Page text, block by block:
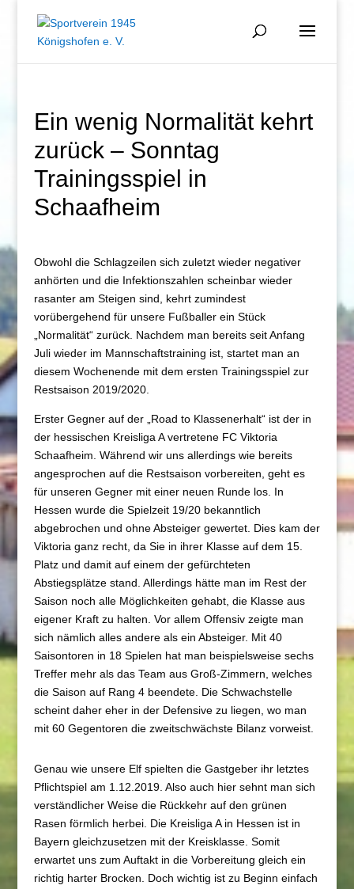
Ein wenig Normalität kehrt
zurück – Sonntag
Trainingsspiel in
Schaafheim
Obwohl die Schlagzeilen sich zuletzt wieder negativer
anhörten und die Infektionszahlen scheinbar wieder
rasanter am Steigen sind, kehrt zumindest
vorübergehend für unsere Fußballer ein Stück
„Normalität“ zurück. Nachdem man bereits seit Anfang
Juli wieder im Mannschaftstraining ist, startet man an
diesem Wochenende mit dem ersten Trainingsspiel zur
Restsaison 2019/2020.
Erster Gegner auf der „Road to Klassenerhalt“ ist der in
der hessischen Kreisliga A vertretene FC Viktoria
Schaafheim. Während wir uns allerdings wie bereits
angesprochen auf die Restsaison vorbereiten, geht es
für unseren Gegner mit einer neuen Runde los. In
Hessen wurde die Spielzeit 19/20 bekanntlich
abgebrochen und ohne Absteiger gewertet. Dies kam der
Viktoria ganz recht, da Sie in ihrer Klasse auf dem 15.
Platz und damit auf einem der gefürchteten
Abstiegsplätze stand. Allerdings hätte man im Rest der
Saison noch alle Möglichkeiten gehabt, die Klasse aus
eigener Kraft zu halten. Vor allem Offensiv zeigte man
sich nämlich alles andere als ein Absteiger. Mit 40
Saisontoren in 18 Spielen hat man beispielsweise sechs
Treffer mehr als das Team aus Groß-Zimmern, welches
die Saison auf Rang 4 beendete. Die Schwachstelle
scheint daher eher in der Defensive zu liegen, wo man
mit 60 Gegentoren die zweitschwächste Bilanz vorweist.
Genau wie unsere Elf spielten die Gastgeber ihr letztes
Pflichtspiel am 1.12.2019. Also auch hier sehnt man sich
verständlicher Weise die Rückkehr auf den grünen
Rasen förmlich herbei. Die Kreisliga A in Hessen ist in
Bayern gleichzusetzen mit der Kreisklasse. Somit
erwartet uns zum Auftakt in die Vorbereitung gleich ein
richtig harter Brocken. Doch wichtig ist zu Beginn einfach